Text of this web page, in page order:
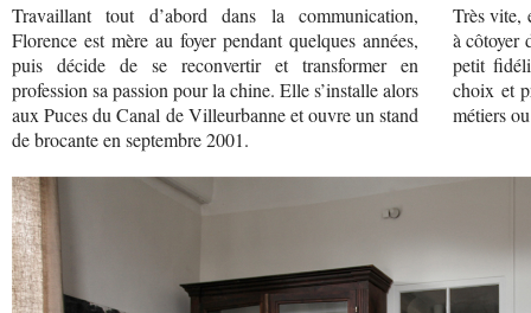
Travaillant tout d’abord dans la communication,
Florence est mère au foyer pendant quelques années,
puis décide de se reconvertir et transformer en
profession sa passion pour la chine. Elle s’installe alors
aux Puces du Canal de Villeurbanne et ouvre un stand
de brocante en septembre 2001.
Très vite,
à côtoyer
petit
choix et
métiers